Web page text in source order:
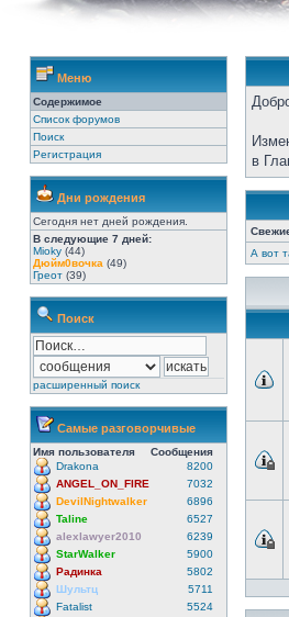
Меню
Содержимое
Список форумов
Поиск
Регистрация
Дни рождения
Сегодня нет дней рождения.
В следующие 7 дней:
Mioky (44)
Дюйм0вочка (49)
Греот (39)
Поиск
расширенный поиск
Самые разговорчивые
Имя пользователя
Сообщения
Drakona
8200
ANGEL_ON_FIRE
7032
DevilNightwalker
6896
Taline
6527
alexlawyer2010
6239
StarWalker
5900
Радинка
5802
Шультц
5711
Fatalist
5524
в
А вот